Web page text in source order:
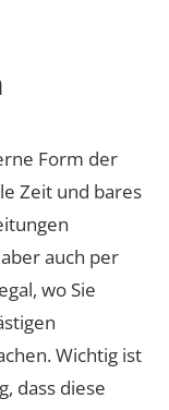
Form der
Zeit und bares
auch per
wo Sie
Wichtig ist
dass diese